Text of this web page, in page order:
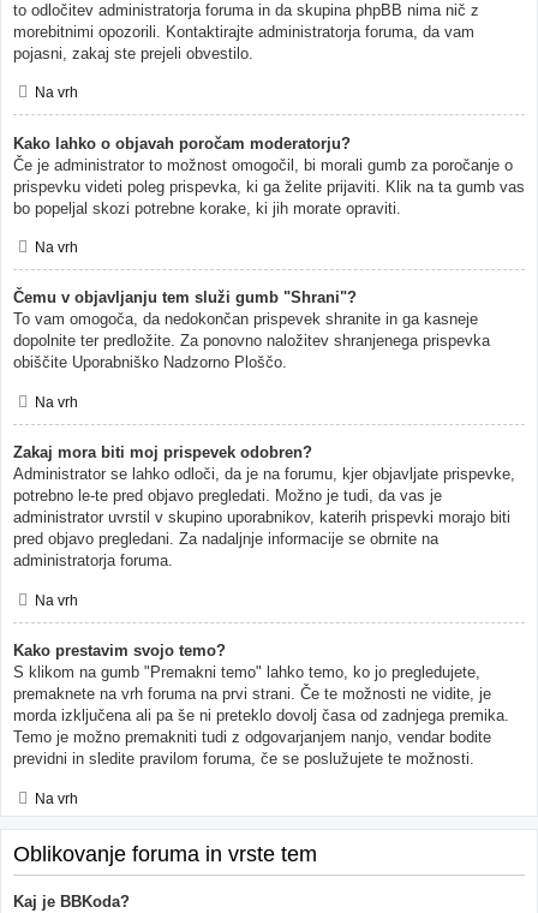
to odločitev administratorja foruma in da skupina phpBB nima nič z
morebitnimi opozorili. Kontaktirajte administratorja foruma, da vam
pojasni, zakaj ste prejeli obvestilo.
Na vrh
Kako lahko o objavah poročam moderatorju?
Če je administrator to možnost omogočil, bi morali gumb za poročanje o
prispevku videti poleg prispevka, ki ga želite prijaviti. Klik na ta gumb vas
bo popeljal skozi potrebne korake, ki jih morate opraviti.
Na vrh
Čemu v objavljanju tem služi gumb "Shrani"?
To vam omogoča, da nedokončan prispevek shranite in ga kasneje
dopolnite ter predložite. Za ponovno naložitev shranjenega prispevka
obiščite Uporabniško Nadzorno Ploščo.
Na vrh
Zakaj mora biti moj prispevek odobren?
Administrator se lahko odloči, da je na forumu, kjer objavljate prispevke,
potrebno le-te pred objavo pregledati. Možno je tudi, da vas je
administrator uvrstil v skupino uporabnikov, katerih prispevki morajo biti
pred objavo pregledani. Za nadaljnje informacije se obrnite na
administratorja foruma.
Na vrh
Kako prestavim svojo temo?
S klikom na gumb "Premakni temo" lahko temo, ko jo pregledujete,
premaknete na vrh foruma na prvi strani. Če te možnosti ne vidite, je
morda izključena ali pa še ni preteklo dovolj časa od zadnjega premika.
Temo je možno premakniti tudi z odgovarjanjem nanjo, vendar bodite
previdni in sledite pravilom foruma, če se poslužujete te možnosti.
Na vrh
Oblikovanje foruma in vrste tem
Kaj je BBKoda?